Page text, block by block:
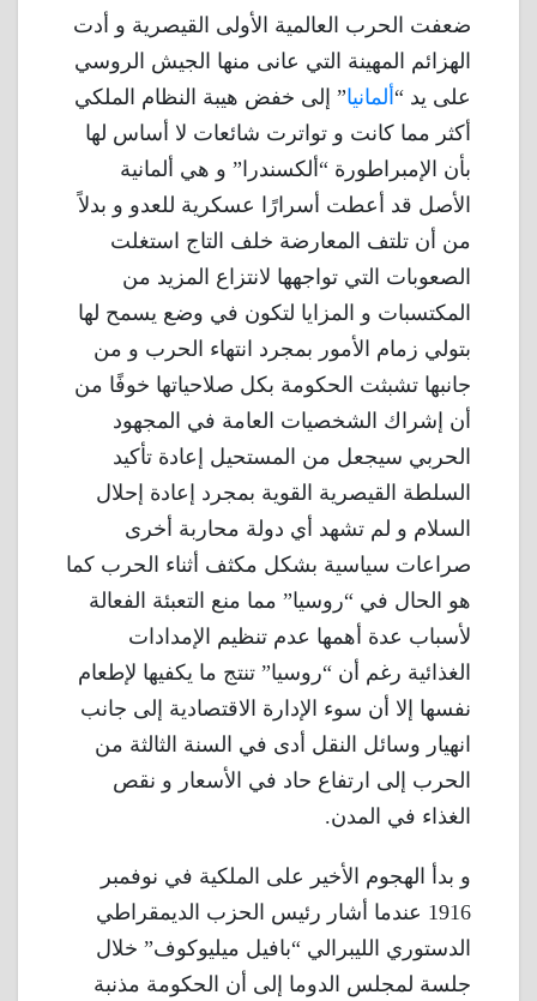
ضعفت الحرب العالمية الأولى القيصرية و أدت
الهزائم المهينة التي عانى منها الجيش الروسي
على يد “ ألمانيا” إلى خفض هيبة النظام الملكي
أكثر مما كانت و تواترت شائعات لا أساس لها
بأن الإمبراطورة “ألكسندرا” و هي ألمانية
الأصل قد أعطت أسرارًا عسكرية للعدو و بدلاً
من أن تلتف المعارضة خلف التاج استغلت
الصعوبات التي تواجهها لانتزاع المزيد من
المكتسبات و المزايا لتكون في وضع يسمح لها
بتولي زمام الأمور بمجرد انتهاء الحرب و من
جانبها تشبثت الحكومة بكل صلاحياتها خوفًا من
أن إشراك الشخصيات العامة في المجهود
الحربي سيجعل من المستحيل إعادة تأكيد
السلطة القيصرية القوية بمجرد إعادة إحلال
السلام و لم تشهد أي دولة محاربة أخرى
صراعات سياسية بشكل مكثف أثناء الحرب كما
هو الحال في “روسيا” مما منع التعبئة الفعالة
لأسباب عدة أهمها عدم تنظيم الإمدادات
الغذائية رغم أن “روسيا” تنتج ما يكفيها لإطعام
نفسها إلا أن سوء الإدارة الاقتصادية إلى جانب
انهيار وسائل النقل أدى في السنة الثالثة من
الحرب إلى ارتفاع حاد في الأسعار و نقص
الغذاء في المدن.
و بدأ الهجوم الأخير على الملكية في نوفمبر
1916 عندما أشار رئيس الحزب الديمقراطي
الدستوري الليبرالي “بافيل ميليوكوف” خلال
جلسة لمجلس الدوما إلى أن الحكومة مذنبة